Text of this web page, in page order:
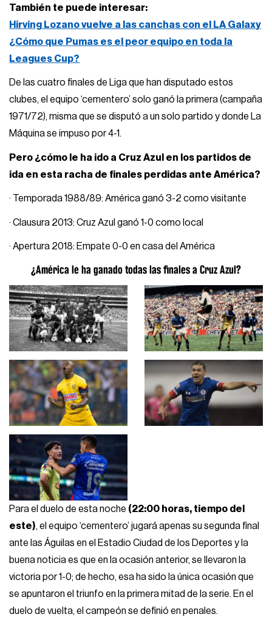
También te puede interesar:
Hirving Lozano vuelve a las canchas con el LA Galaxy
¿Cómo que Pumas es el peor equipo en toda la
Leagues Cup?
De las cuatro finales de Liga que han disputado estos
clubes, el equipo ‘cementero’ solo ganó la primera (campaña
1971/72), misma que se disputó a un solo partido y donde La
Máquina se impuso por 4-1.
Pero ¿cómo le ha ido a Cruz Azul en los partidos de
ida en esta racha de finales perdidas ante América?
· Temporada 1988/89: América ganó 3-2 como visitante
· Clausura 2013: Cruz Azul ganó 1-0 como local
· Apertura 2018: Empate 0-0 en casa del América
¿América le ha ganado todas las finales a Cruz Azul?
Para el duelo de esta noche (22:00 horas, tiempo del
este), el equipo ‘cementero’ jugará apenas su segunda final
ante las Águilas en el Estadio Ciudad de los Deportes y la
buena noticia es que en la ocasión anterior, se llevaron la
victoria por 1-0; de hecho, esa ha sido la única ocasión que
se apuntaron el triunfo en la primera mitad de la serie. En el
duelo de vuelta, el campeón se definió en penales.